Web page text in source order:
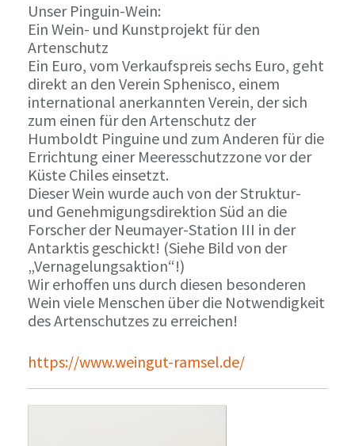
Unser Pinguin-Wein:
Ein Wein- und Kunstprojekt für den
Artenschutz
Ein Euro, vom Verkaufspreis sechs Euro, geht
direkt an den Verein Sphenisco, einem
international anerkannten Verein, der sich
zum einen für den Artenschutz der
Humboldt Pinguine und zum Anderen für die
Errichtung einer Meeresschutzzone vor der
Küste Chiles einsetzt.
Dieser Wein wurde auch von der Struktur-
und Genehmigungsdirektion Süd an die
Forscher der Neumayer-Station III in der
Antarktis geschickt! (Siehe Bild von der
„Vernagelungsaktion“!)
Wir erhoffen uns durch diesen besonderen
Wein viele Menschen über die Notwendigkeit
des Artenschutzes zu erreichen!
https://www.weingut-ramsel.de/